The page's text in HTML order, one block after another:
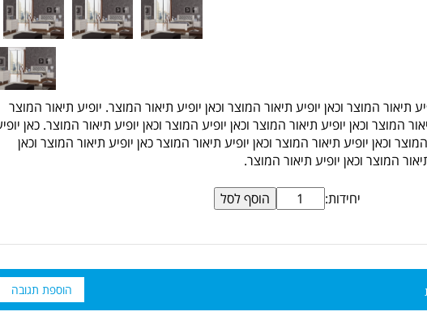
תיאור המוצר וכאן יופיע תיאור המוצר וכאן יופיע תיאור המוצר. יופיע תיאור המוצר
המוצר וכאן יופיע תיאור המוצר וכאן יופיע המוצר וכאן יופיע תיאור המוצר. כאן
וכאן יופיע תיאור המוצר וכאן יופיע תיאור המוצר כאן יופיע תיאור המוצר וכאן
המוצר וכאן יופיע תיאור המוצר.
יחידות:
הוספת תגובה